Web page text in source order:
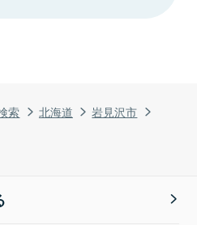
索 北海道
岩見沢市